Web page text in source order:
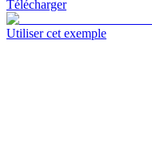
Télécharger
Utiliser cet exemple